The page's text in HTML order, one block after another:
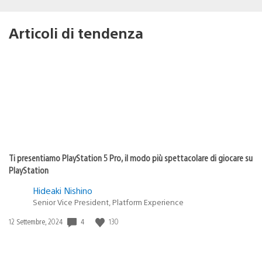
Articoli di tendenza
Ti presentiamo PlayStation 5 Pro, il modo più spettacolare di giocare su
PlayStation
Hideaki Nishino
Senior Vice President, Platform Experience
Data
12 Settembre, 2024 4 130